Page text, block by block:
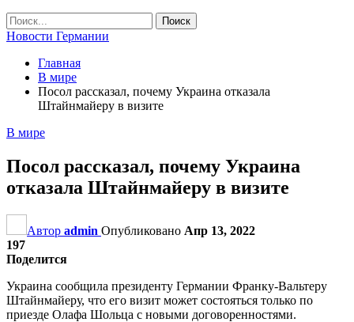
Новости Германии
Главная
В мире
Посол рассказал, почему Украина отказала
Штайнмайеру в визите
В мире
Посол рассказал, почему Украина
отказала Штайнмайеру в визите
Автор admin Опубликовано Апр 13, 2022
197
Поделится
Украина сообщила президенту Германии Франку-Вальтеру
Штайнмайеру, что его визит может состояться только по
приезде Олафа Шольца с новыми договоренностями.